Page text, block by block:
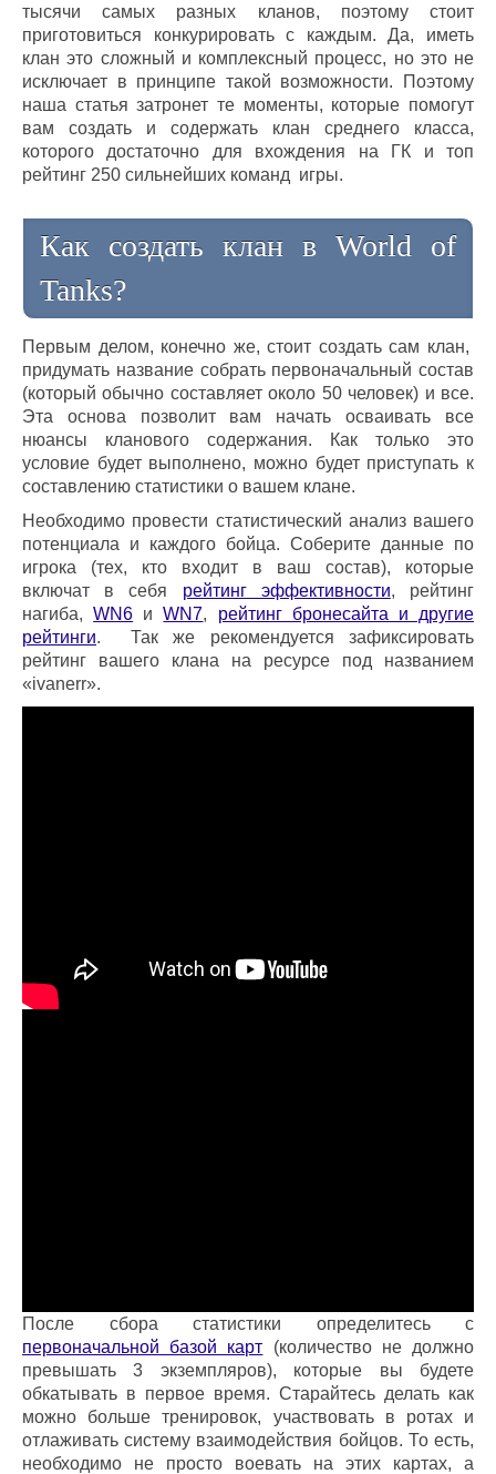
тысячи самых разных кланов, поэтому стоит
приготовиться конкурировать с каждым. Да, иметь
клан это сложный и комплексный процесс, но это не
исключает в принципе такой возможности. Поэтому
наша статья затронет те моменты, которые помогут
вам создать и содержать клан среднего класса,
которого достаточно для вхождения на ГК и топ
рейтинг 250 сильнейших команд игры.
Как создать клан в World of
Tanks?
Первым делом, конечно же, стоит создать сам клан,
придумать название собрать первоначальный состав
(который обычно составляет около 50 человек) и все.
Эта основа позволит вам начать осваивать все
нюансы кланового содержания. Как только это
условие будет выполнено, можно будет приступать к
составлению статистики о вашем клане.
Необходимо провести статистический анализ вашего
потенциала и каждого бойца. Соберите данные по
игрока (тех, кто входит в ваш состав), которые
включат в себя рейтинг эффективности, рейтинг
нагиба,WN6 иWN7, рейтинг бронесайта и другие
рейтинги. Так же рекомендуется зафиксировать
рейтинг вашего клана на ресурсе под названием
«ivanerr».
После сбора статистики определитесь с
первоначальной базой карт (количество не должно
превышать 3 экземпляров), которые вы будете
обкатывать в первое время. Старайтесь делать как
можно больше тренировок, участвовать в ротах и
отлаживать систему взаимодействия бойцов. То есть,
необходимо не просто воевать на этих картах, а